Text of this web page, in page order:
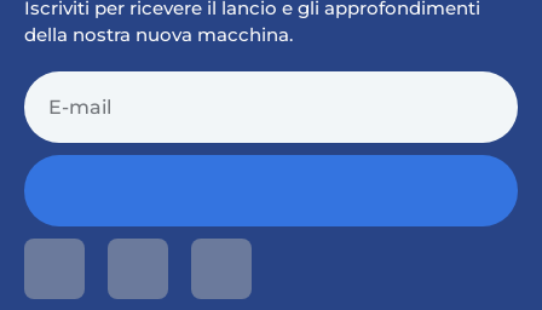
Iscriviti per ricevere il lancio e gli approfondimenti
della nostra nuova macchina.